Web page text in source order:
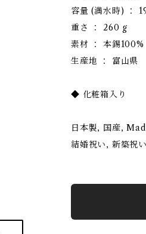
容量 (満水時) ：
重さ ： 260 g
素材 ： 本錫100%
生産地 ： 富山県
◆ 化粧箱入り
日本製, 国産,
結婚祝い, 新築祝